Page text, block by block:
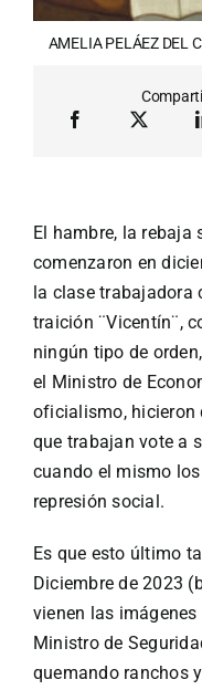
AMELIA PELÁEZ DEL
El hambre, la rebaja
comenzaron en
la clase trabajadora
traición ¨Vicentín¨,
ningún tipo de
el Ministro de
oficialismo, hicieron
que trabajan vote a
cuando el mismo
represión social.
Es que esto último
Diciembre de 2023
vienen las
Ministro de
quemando ranchos